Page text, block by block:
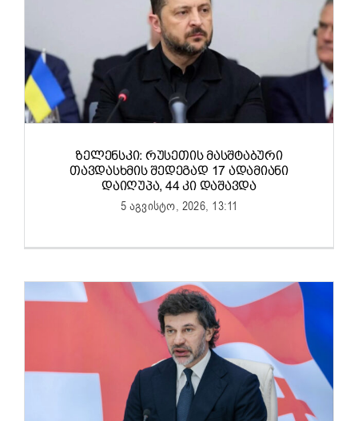
ᲖᲔᲚᲔᲜᲡᲙᲘ: ᲠᲣᲡᲔᲗᲘᲡ ᲛᲐᲡᲨᲢᲐᲑᲣᲠᲘ
ᲗᲐᲕᲓᲐᲡᲮᲛᲘᲡ ᲨᲔᲓᲔᲒᲐᲓ 17 ᲐᲓᲐᲛᲘᲐᲜᲘ
ᲓᲐᲘᲦᲣᲞᲐ, 44 ᲙᲘ ᲓᲐᲨᲐᲕᲓᲐ
5 აგვისტო, 2026, 13:11